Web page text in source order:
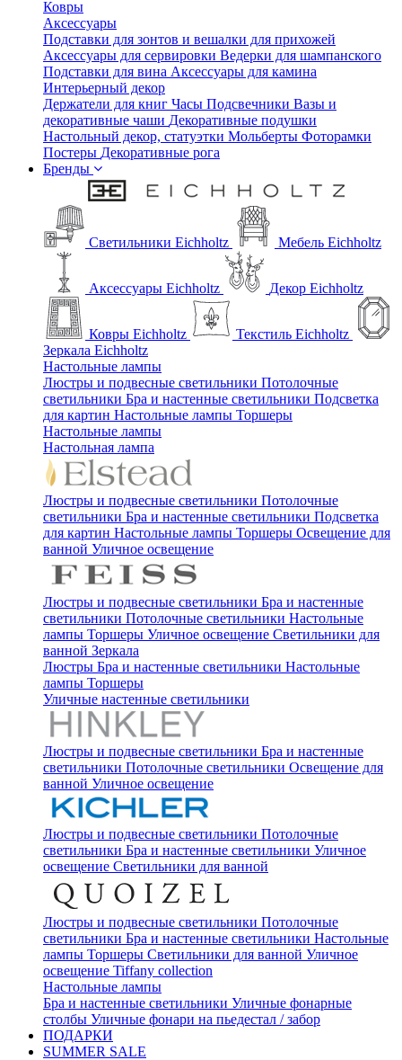
Ковры
Аксессуары
Подставки для зонтов и вешалки для прихожей
Аксессуары для сервировки Ведерки для шампанского
Подставки для вина Аксессуары для камина
Интерьерный декор
Держатели для книг Часы Подсвечники Вазы и
декоративные чаши Декоративные подушки
Настольный декор, статуэтки Мольберты Фоторамки
Постеры Декоративные рога
Бренды
Светильники Eichholtz Мебель Eichholtz
Аксессуары Eichholtz Декор Eichholtz
Ковры Eichholtz
Текстиль Eichholtz
Зеркала Eichholtz
Настольные лампы
Люстры и подвесные светильники Потолочные
светильники Бра и настенные светильники Подсветка
для картин Настольные лампы Торшеры
Настольные лампы
Настольная лампа
Люстры и подвесные светильники Потолочные
светильники Бра и настенные светильники Подсветка
для картин Настольные лампы Торшеры Освещение для
ванной Уличное освещение
Люстры и подвесные светильники Бра и настенные
светильники Потолочные светильники Настольные
лампы Торшеры Уличное освещение Светильники для
ванной Зеркала
Люстры Бра и настенные светильники Настольные
лампы Торшеры
Уличные настенные светильники
Люстры и подвесные светильники Бра и настенные
светильники Потолочные светильники Освещение для
ванной Уличное освещение
Люстры и подвесные светильники Потолочные
светильники Бра и настенные светильники Уличное
освещение Светильники для ванной
Люстры и подвесные светильники Потолочные
светильники Бра и настенные светильники Настольные
лампы Торшеры Светильники для ванной Уличное
освещение Tiffany collection
Настольные лампы
Бра и настенные светильники Уличные фонарные
столбы Уличные фонари на пьедестал / забор
ПОДАРКИ
SUMMER SALE